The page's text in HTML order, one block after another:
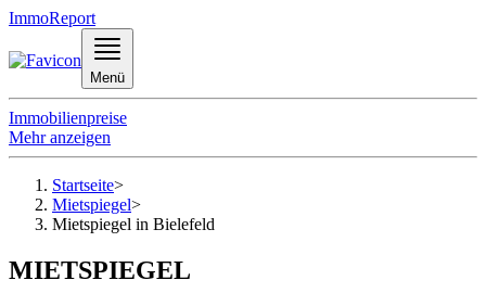
ImmoReport
Menü
Immobilienpreise
Mehr anzeigen
Startseite>
Mietspiegel>
Mietspiegel in Bielefeld
MIETSPIEGEL